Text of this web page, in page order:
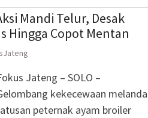
Mandi Telur, Desak
Copot Mentan
Jateng – ​SOLO –
kekecewaan melanda
peternak ayam broiler